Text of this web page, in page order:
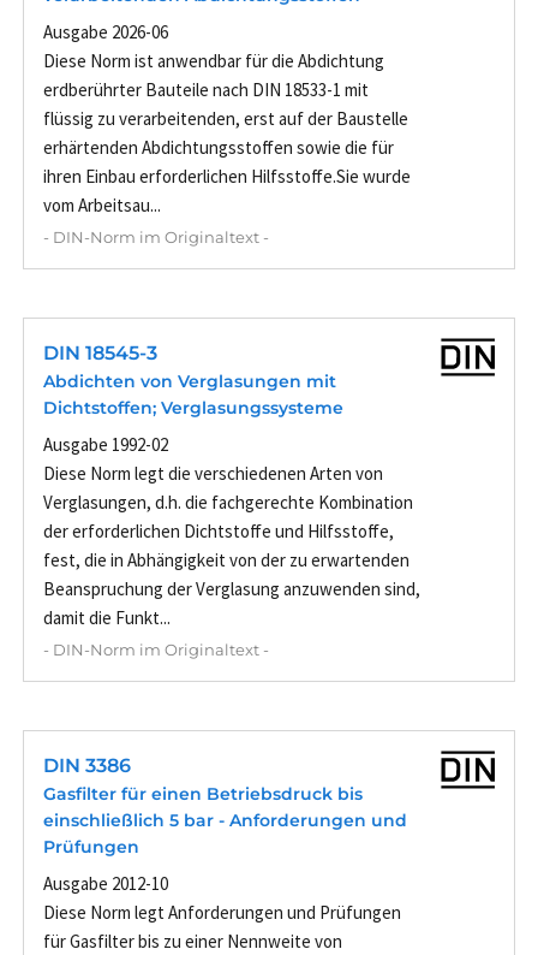
Ausgabe 2026-06
Diese Norm ist anwendbar für die Abdichtung
erdberührter Bauteile nach DIN 18533-1 mit
flüssig zu verarbeitenden, erst auf der Baustelle
erhärtenden Abdichtungsstoffen sowie die für
ihren Einbau erforderlichen Hilfsstoffe.Sie wurde
vom Arbeitsau...
- DIN-Norm im Originaltext -
DIN 18545-3
Abdichten von Verglasungen mit
Dichtstoffen; Verglasungssysteme
Ausgabe 1992-02
Diese Norm legt die verschiedenen Arten von
Verglasungen, d.h. die fachgerechte Kombination
der erforderlichen Dichtstoffe und Hilfsstoffe,
fest, die in Abhängigkeit von der zu erwartenden
Beanspruchung der Verglasung anzuwenden sind,
damit die Funkt...
- DIN-Norm im Originaltext -
DIN 3386
Gasfilter für einen Betriebsdruck bis
einschließlich 5 bar - Anforderungen und
Prüfungen
Ausgabe 2012-10
Diese Norm legt Anforderungen und Prüfungen
für Gasfilter bis zu einer Nennweite von